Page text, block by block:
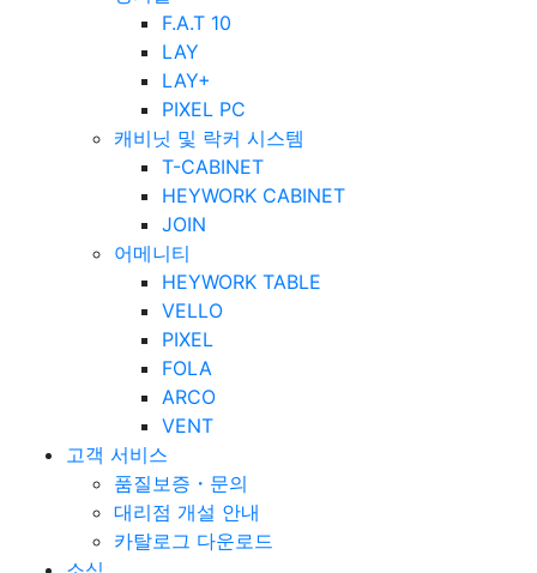
F.A.T 10
LAY
LAY+
PIXEL PC
캐비닛 및 락커 시스템
T-CABINET
HEYWORK CABINET
JOIN
어메니티
HEYWORK TABLE
VELLO
PIXEL
FOLA
ARCO
VENT
고객 서비스
품질보증・문의
대리점 개설 안내
카탈로그 다운로드